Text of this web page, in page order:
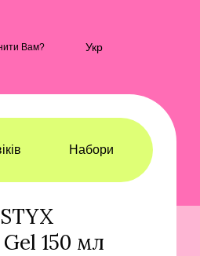
Вам? Укр
Набори
150 мл